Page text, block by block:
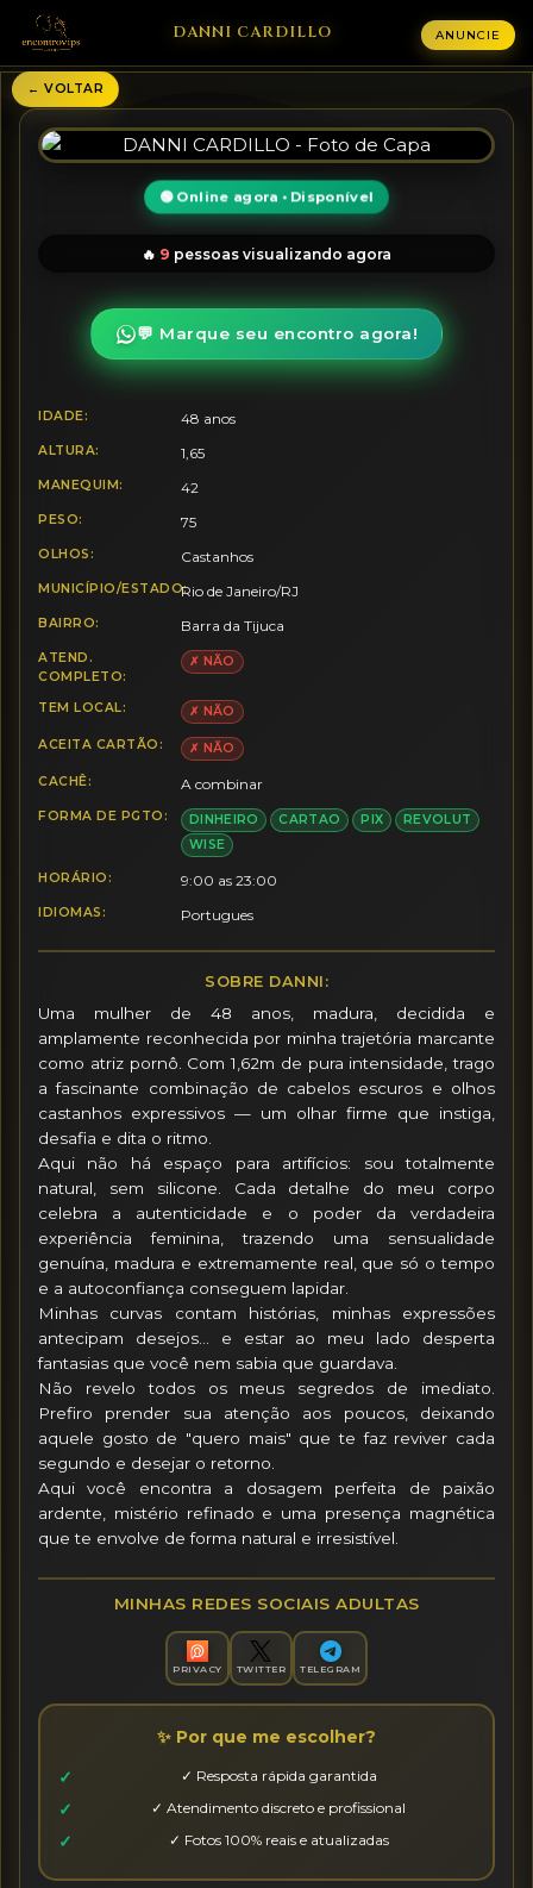
DANNI CARDILLO ANUNCIE
← VOLTAR
🟢 Online agora • Disponível
🔥 9 pessoas visualizando agora
💬 Marque seu encontro agora!
IDADE: 48 anos
ALTURA: 1,65
MANEQUIM: 42
PESO: 75
OLHOS: Castanhos
MUNICÍPIO/ESTADO:Rio de Janeiro/RJ
BAIRRO: Barra da Tijuca
ATEND.
COMPLETO:
✗ NÃO
TEM LOCAL: ✗ NÃO
ACEITA CARTÃO: ✗ NÃO
CACHÊ: A combinar
FORMA DE PGTO: DINHEIRO CARTAO PIX
REVOLUT
WISE
HORÁRIO: 9:00 as 23:00
IDIOMAS: Portugues
SOBRE DANNI:
Uma mulher de 48 anos, madura, decidida e
amplamente reconhecida por minha trajetória marcante
como atriz pornô. Com 1,62m de pura intensidade, trago
a fascinante combinação de cabelos escuros e olhos
castanhos expressivos — um olhar firme que instiga,
desafia e dita o ritmo.
Aqui não há espaço para artifícios: sou totalmente
natural, sem silicone. Cada detalhe do meu corpo
celebra a autenticidade e o poder da verdadeira
experiência feminina, trazendo uma sensualidade
genuína, madura e extremamente real, que só o tempo
e a autoconfiança conseguem lapidar.
Minhas curvas contam histórias, minhas expressões
antecipam desejos... e estar ao meu lado desperta
fantasias que você nem sabia que guardava.
Não revelo todos os meus segredos de imediato.
Prefiro prender sua atenção aos poucos, deixando
aquele gosto de "quero mais" que te faz reviver cada
segundo e desejar o retorno.
Aqui você encontra a dosagem perfeita de paixão
ardente, mistério refinado e uma presença magnética
que te envolve de forma natural e irresistível.
MINHAS REDES SOCIAIS ADULTAS
PRIVACY TWITTER TELEGRAM
✨ Por que me escolher?
✓ Resposta rápida garantida
✓ Atendimento discreto e profissional
✓ Fotos 100% reais e atualizadas